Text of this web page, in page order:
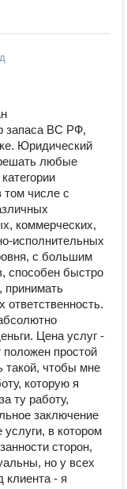
запаса ВС РФ,
Юридический
любые
том числе с
коммерческих,
исполнительных
с большим
способен быстро
принимать
ответственность.
Цена услуг -
положен простой
такой, чтобы мне
которую я
ту работу,
заключение
услуги, в котором
сторон,
но у всех
клиента - я